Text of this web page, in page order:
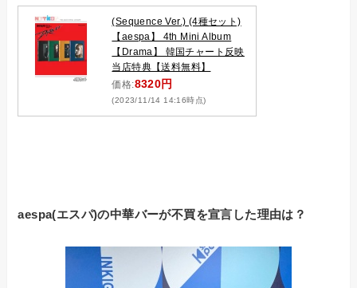
(Sequence Ver.) (4種セット)
【aespa】 4th Mini Album
【Drama】 韓国チャート反映
当店特典【送料無料】
価格:8320円
(2023/11/14 14:16時点)
aespa(エスパ)の中華バーが不買を宣言した理由は？